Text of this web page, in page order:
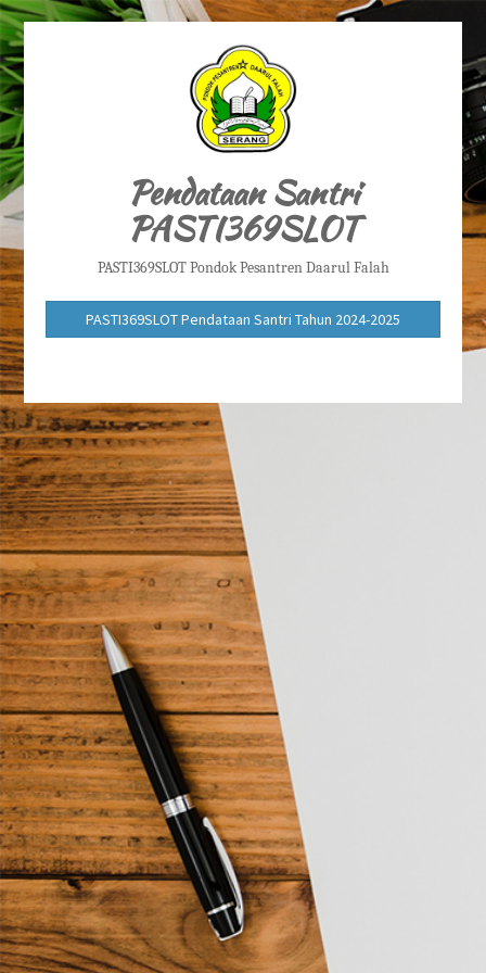
Pendataan Santri
PASTI369SLOT
PASTI369SLOT Pondok Pesantren Daarul Falah
PASTI369SLOT Pendataan Santri Tahun 2024-2025